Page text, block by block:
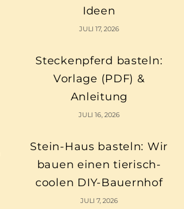
Ideen
JULI 17, 2026
Steckenpferd basteln:
Vorlage (PDF) &
Anleitung
JULI 16, 2026
Stein-Haus basteln: Wir
bauen einen tierisch-
coolen DIY-Bauernhof
JULI 7, 2026